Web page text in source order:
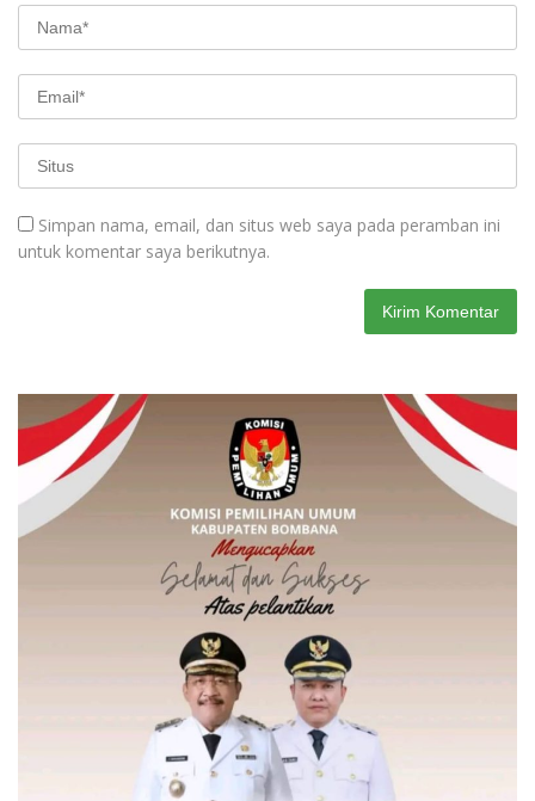
Simpan nama, email, dan situs web saya pada peramban ini
untuk komentar saya berikutnya.